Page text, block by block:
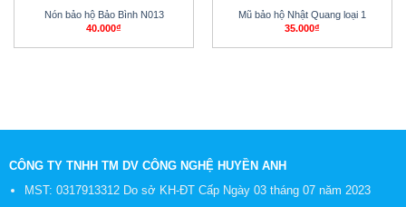
Nón bảo hộ Bảo Bình N013
40.000₫
Mũ bảo hộ Nhật Quang loại 1
35.000₫
CÔNG TY TNHH TM DV CÔNG NGHỆ HUYỀN ANH
MST: 0317913312 Do sở KH-ĐT Cấp Ngày 03 tháng 07 năm 2023